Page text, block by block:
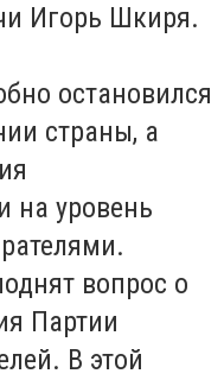
Игорь Шкиря.
остановился
страны, а
на уровень
вопрос о
Партии
В этой